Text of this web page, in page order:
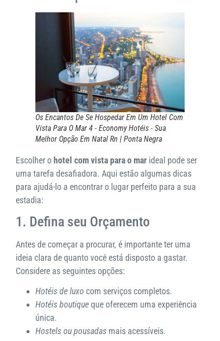
Os Encantos De Se Hospedar Em Um Hotel Com
Vista Para O Mar 4 - Economy Hotéis - Sua
Melhor Opção Em Natal Rn | Ponta Negra
Escolher o hotel com vista para o mar ideal pode ser
uma tarefa desafiadora. Aqui estão algumas dicas
para ajudá-lo a encontrar o lugar perfeito para a sua
estadia:
1. Defina seu Orçamento
Antes de começar a procurar, é importante ter uma
ideia clara de quanto você está disposto a gastar.
Considere as seguintes opções:
Hotéis de luxo com serviços completos.
Hotéis boutiqueque oferecem uma experiência
única.
Hostels ou pousadas mais acessíveis.